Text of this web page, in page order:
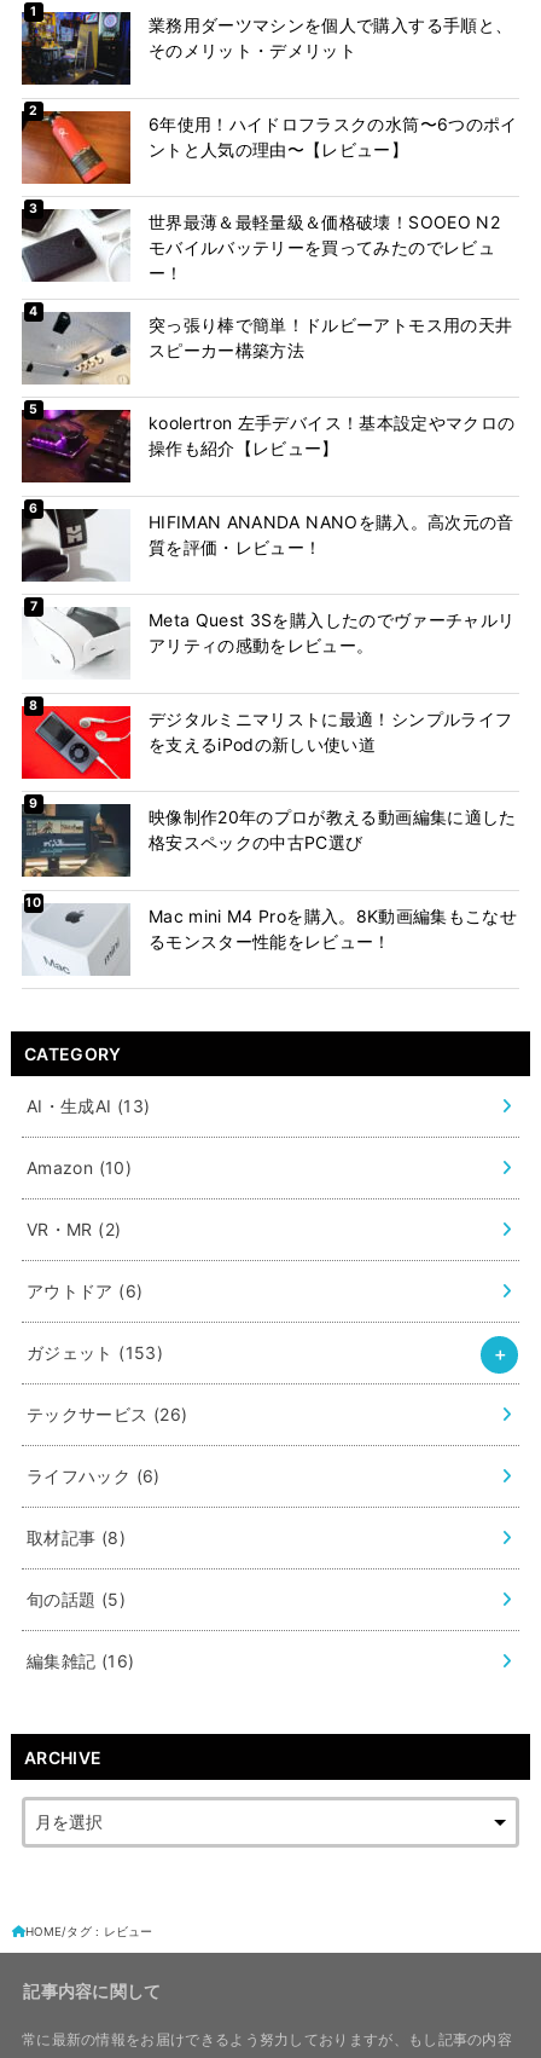
業務用ダーツマシンを個人で購入する手順と、
そのメリット・デメリット
6年使用！ハイドロフラスクの水筒〜6つのポイ
ントと人気の理由〜【レビュー】
世界最薄＆最軽量級＆価格破壊！SOOEO N2
モバイルバッテリーを買ってみたのでレビュ
ー！
突っ張り棒で簡単！ドルビーアトモス用の天井
スピーカー構築方法
koolertron 左手デバイス！基本設定やマクロの
操作も紹介【レビュー】
HIFIMAN ANANDA NANOを購入。高次元の音
質を評価・レビュー！
Meta Quest 3Sを購入したのでヴァーチャルリ
アリティの感動をレビュー。
デジタルミニマリストに最適！シンプルライフ
を支えるiPodの新しい使い道
映像制作20年のプロが教える動画編集に適した
格安スペックの中古PC選び
Mac mini M4 Proを購入。8K動画編集もこなせ
るモンスター性能をレビュー！
CATEGORY
AI・生成AI (13)
Amazon (10)
VR・MR (2)
アウトドア (6)
ガジェット (153)
テックサービス (26)
ライフハック (6)
取材記事 (8)
旬の話題 (5)
編集雑記 (16)
ARCHIVE
HOME タグ : レビュー
記事内容に関して
常に最新の情報をお届けできるよう努力しておりますが、もし記事の内容